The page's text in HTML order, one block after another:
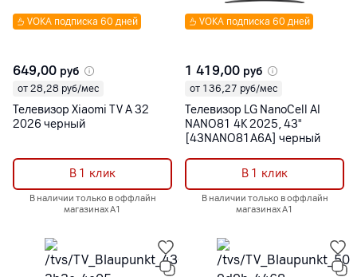
VOKA подписка 60 дней
649,00 руб
от 28,28 руб/мес
Телевизор Xiaomi TV A 32
2026 черный
В 1 клик
В наличии только в оффлайн
магазинах А1
VOKA подписка 60 дней
1 419,00 руб
от 136,27 руб/мес
Телевизор LG NanoCell AI
NANO81 4K 2025, 43"
[43NANO81A6A] черный
В 1 клик
В наличии только в оффлайн
магазинах А1